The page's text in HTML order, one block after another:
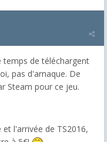
de téléchargent
pas d'arnaque. De
Steam pour ce jeu.
l'arrivée de TS2016,